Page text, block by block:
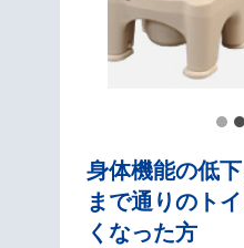
身体機能の低
まで通りのト
くなった方